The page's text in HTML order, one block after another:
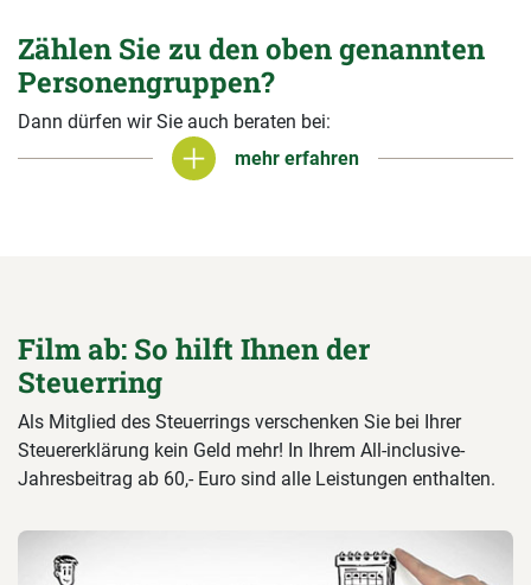
Zählen Sie zu den oben genannten
Personengruppen?
Dann dürfen wir Sie auch beraten bei:
mehr erfahren
mehr erfahren
Film ab: So hilft Ihnen der
Steuerring
Als Mitglied des Steuerrings verschenken Sie bei Ihrer
Steuererklärung kein Geld mehr! In Ihrem All-inclusive-
Jahresbeitrag ab 60,- Euro sind alle Leistungen enthalten.